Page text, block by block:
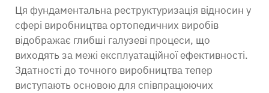
Ця фундаментальна реструктуризація відносин у
сфері виробництва ортопедичних виробів
відображає глибші галузеві процеси, що
виходять за межі експлуатаційної ефективності.
Здатності до точного виробництва тепер
виступають основою для співпрацюючих